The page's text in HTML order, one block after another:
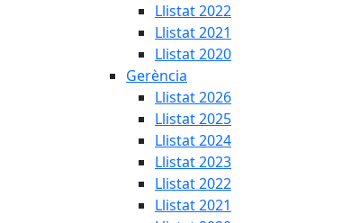
Llistat 2022
Llistat 2021
Llistat 2020
Gerència
Llistat 2026
Llistat 2025
Llistat 2024
Llistat 2023
Llistat 2022
Llistat 2021